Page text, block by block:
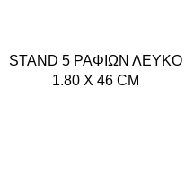
STAND 5 ΡΑΦΙΩΝ ΛΕΥΚΟ
1.80 Χ 46 CM